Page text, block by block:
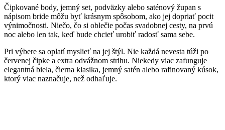
Čipkované body, jemný set, podväzky alebo saténový župan s
nápisom bride môžu byť krásnym spôsobom, ako jej dopriať pocit
výnimočnosti. Niečo, čo si oblečie počas svadobnej cesty, na prvú
noc alebo len tak, keď bude chcieť urobiť radosť sama sebe.
Pri výbere sa oplatí myslieť na jej štýl. Nie každá nevesta túži po
červenej čipke a extra odvážnom strihu. Niekedy viac zafunguje
elegantná biela, čierna klasika, jemný satén alebo rafinovaný kúsok,
ktorý viac naznačuje, než odhaľuje.